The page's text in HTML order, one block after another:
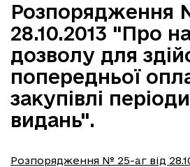
Розпорядження
28.10.2013 "Про
дозволу для
попередньої
закупівлі
видань".
Розпорядження № 25-аг від